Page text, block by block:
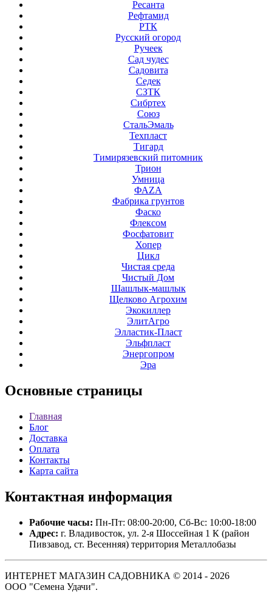
Ресанта
Рефтамид
РТК
Русский огород
Ручеек
Сад чудес
Садовита
Седек
СЗТК
Сибртех
Союз
СтальЭмаль
Техпласт
Тигард
Тимирязевский питомник
Трион
Умница
ФАZА
Фабрика грунтов
Фаско
Флексом
Фосфатовит
Хопер
Цикл
Чистая среда
Чистый Дом
Шашлык-машлык
Щелково Агрохим
Экокиллер
ЭлитАгро
Элластик-Пласт
Эльфпласт
Энергопром
Эра
Основные страницы
Главная
Блог
Доставка
Оплата
Контакты
Карта сайта
Контактная информация
Рабочие часы: Пн-Пт: 08:00-20:00, Сб-Вс: 10:00-18:00
Адрес: г. Владивосток, ул. 2-я Шоссейная 1 К (район
Пивзавод, ст. Весенняя) территория Металлобазы
ИНТЕРНЕТ МАГАЗИН САДОВНИКА © 2014 - 2026
ООО "Семена Удачи".